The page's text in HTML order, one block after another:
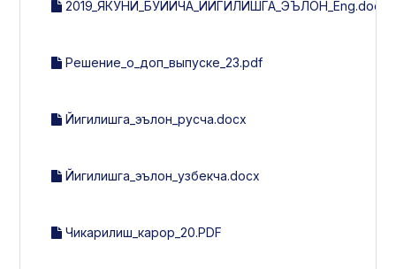
2019_ЯКУНИ_БУЙИЧА_ЙИГИЛИШГА_ЭЪЛОН_Eng.docx
Решение_о_доп_выпуске_23.pdf
Йигилишга_эълон_русча.docx
Йигилишга_эълон_узбекча.docx
Чикарилиш_карор_20.PDF